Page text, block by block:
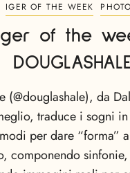
IGER OF THE WEEK
Iger of the
(@douglashale), da
traduce i sogni
per dare “forma”
componendo